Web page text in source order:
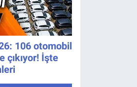
106 otomobil
çıkıyor! İşte